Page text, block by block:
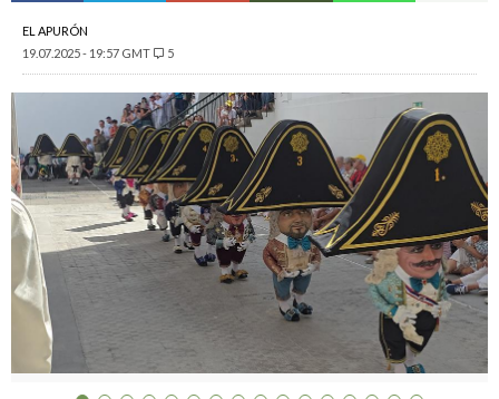
EL APURÓN
19.07.2025 - 19:57 GMT
5